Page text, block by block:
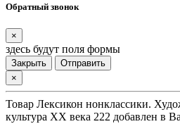
Обратный звонок
×
здесь будут поля формы
Закрыть
Отправить
×
Товар Лексикон нонклассики.
культура XX века 222 добавлен в